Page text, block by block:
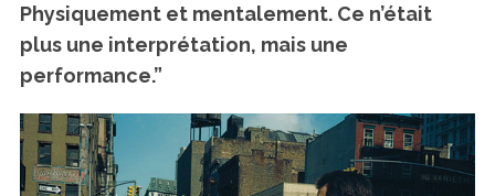
Physiquement et mentalement. Ce n’était
plus une interprétation, mais une
performance.”